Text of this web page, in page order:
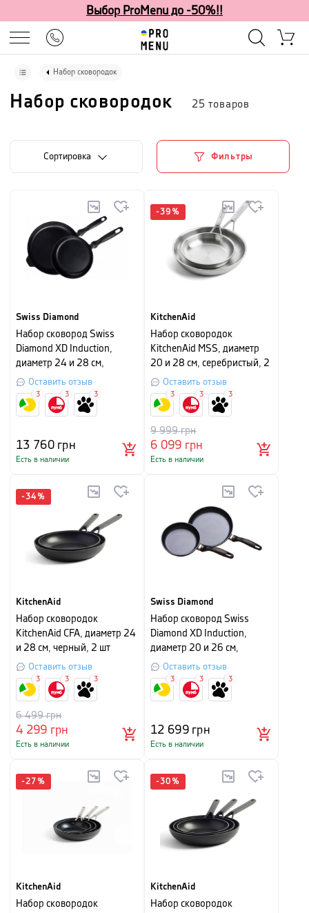
Выбор ProMenu до -50%!!
Набор сковородок
Набор сковородок 25 товаров
Cортировка Фильтры
Swiss Diamond
Набор сковород Swiss
Diamond XD Induction,
диаметр 24 и 28 см,
черный
Оставить отзыв
13 760грн
Есть в наличии
3 3 3
-39 %
KitchenAid
Набор сковородок
KitchenAid MSS, диаметр
20 и 28 см, серебристый, 2
шт Оставить отзыв
6 099 грн
9 999грн
Есть в наличии
3 3 3
-34 %
KitchenAid
Набор сковородок
KitchenAid CFA, диаметр 24
и 28 см, черный, 2 шт
Оставить отзыв
4 299 грн
6 499грн
Есть в наличии
3 3 3
Swiss Diamond
Набор сковород Swiss
Diamond XD Induction,
диаметр 20 и 26 см,
черный
Оставить отзыв
12 699грн
Есть в наличии
3 3 3
-27 %
KitchenAid
Набор сковородок
-30 %
KitchenAid
Набор сковородок